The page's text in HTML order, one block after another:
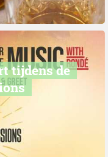
tijdens de